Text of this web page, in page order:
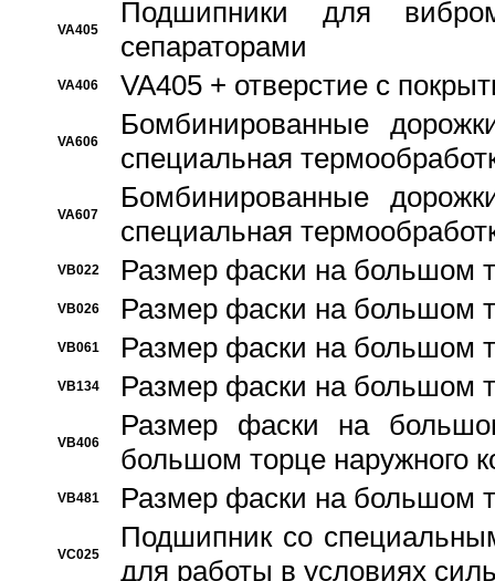
VA405
Подшипники для
сепараторами
VA406 VA405 + отверстие с
VA606
Бомбинированные
специальная
VA607
Бомбинированные
специальная
VB022 Размер фаски на большом
VB026 Размер фаски на большом
VB061 Размер фаски на большом
VB134 Размер фаски на большом
VB406
Размер фаски на
большом торце наружного
VB481 Размер фаски на большом
VC025
Подшипник со
для работы в условиях